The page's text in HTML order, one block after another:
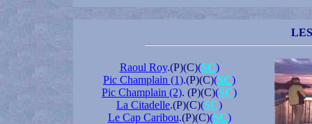
Raoul Roy.(P)(C)(SC)
Pic Champlain (1).(P)(C)(SC)
Pic Champlain (2). (P)(C)(SC)
La Citadelle.(P)(C)(SC)
Le Cap Caribou.(P)(C)(SC)